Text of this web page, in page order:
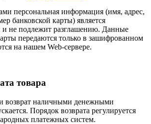
персональная информация (имя, адрес,
банковской карты) является
и не подлежит разглашению. Данные
передаются только в зашифрованном
на нашем Web-сервере.
товара
возврат наличными денежными
Порядок возврата регулируется
платежных систем.